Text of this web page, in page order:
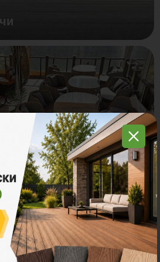
и кафе